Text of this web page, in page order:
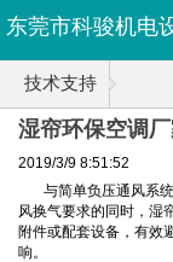
东莞市科骏机电
技术支持
湿帘环保空调
保空调
2019/3/9 8:51:52
与简单负压通风系统
风换气要求的同时，湿
附件或配套设备，有效
响。